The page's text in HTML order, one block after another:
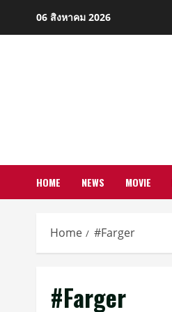
06 สิงหาคม 2026
HOME NEWS MOVIE
Home #Farger
#Farger